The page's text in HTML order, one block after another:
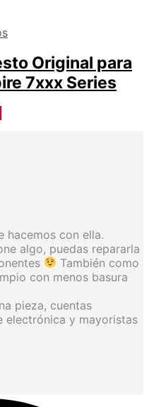
Original para
7xxx Series
hacemos con ella.
algo, puedas repararla
También como
con menos basura
pieza, cuentas
electrónica y mayoristas